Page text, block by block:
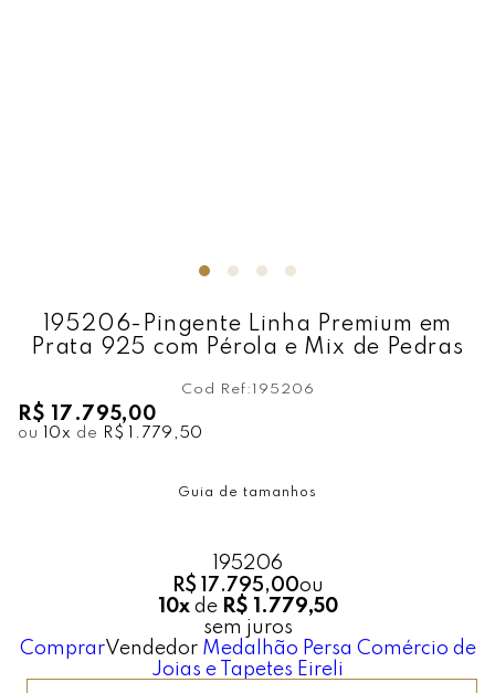
195206-Pingente Linha Premium em
Prata 925 com Pérola e Mix de Pedras
Cod Ref: 195206
R$ 17.795,00
ou 10x de R$ 1.779,50
Guia de tamanhos
195206
R$ 17.795,00ou
10xde R$ 1.779,50
sem juros
ComprarVendedor Medalhão Persa Comércio de
Joias e Tapetes Eireli